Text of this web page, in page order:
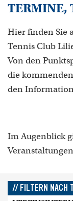
TERMINE,
Hier finden Sie
Tennis Club
Von den
die
den
Im Augenblick
// FILTERN NACH